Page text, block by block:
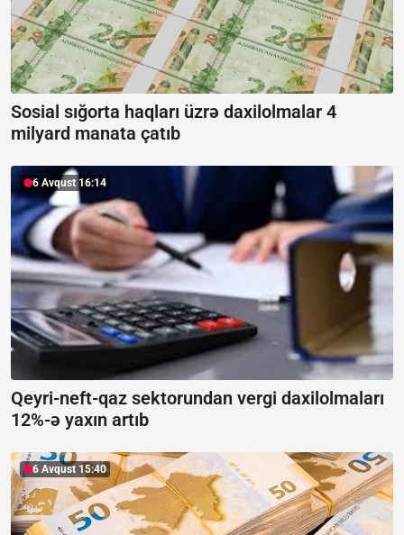
Sosial sığorta haqları üzrə daxilolmalar 4
milyard manata çatıb
6 Avqust 16:14
Qeyri-neft-qaz sektorundan vergi daxilolmaları
12%-ə yaxın artıb
6 Avqust 15:40